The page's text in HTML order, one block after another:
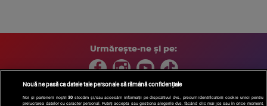
Urmărește-ne și pe:
Nouă ne pasă ca datele tale personale să rămână confidențiale
Noi și partenerii noștri30 stocăm și/sau accesăm informații pe dispozitivul dvs., precum identificatorii cookie unici pentru
prelucrarea datelor cu caracter personal. Puteți accepta sau gestiona alegerile dvs. făcând clic mai jos sau în orice moment,